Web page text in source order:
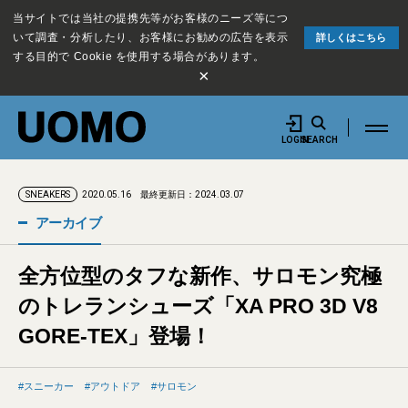
当サイトでは当社の提携先等がお客様のニーズ等につ
いて調査・分析したり、お客様にお勧めの広告を表示
する目的で Cookie を使用する場合があります。
詳しくはこちら
×
LOGINSEARCH
SNEAKERS 2020.05.16 最終更新日：2024.03.07
アーカイブ
全方位型のタフな新作、サロモン究極
のトレランシューズ「XA PRO 3D V8
GORE-TEX」登場！
スニーカー アウトドア サロモン